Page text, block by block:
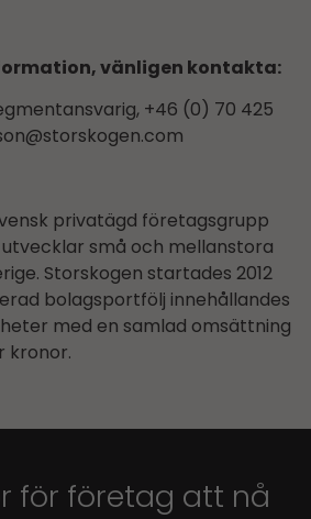
vänligen kontakta:
+46 (0) 70 425
privatägd företagsgrupp
små och mellanstora
Storskogen startades 2012
bolagsportfölj innehållandes
med en samlad omsättning
kronor.
för företag att nå